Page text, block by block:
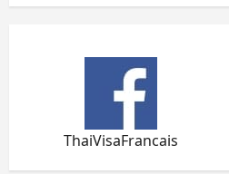
ThaiVisaFrancais